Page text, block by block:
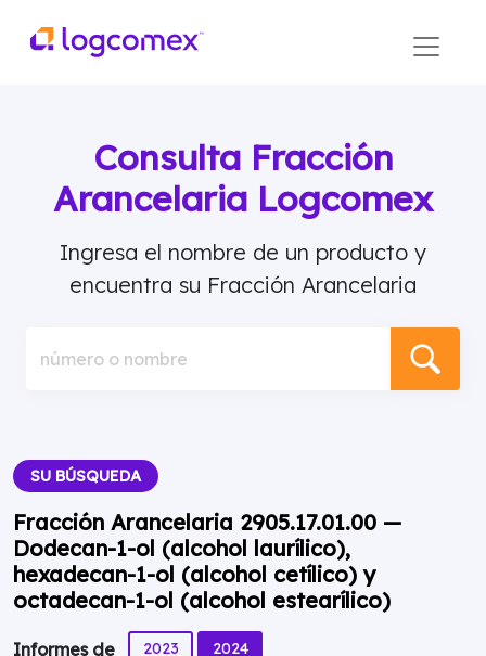
Consulta Fracción
Arancelaria Logcomex
Ingresa el nombre de un producto y
encuentra su Fracción Arancelaria
número o nombre
SU BÚSQUEDA
Fracción Arancelaria 2905.17.01.00 —
Dodecan-1-ol (alcohol laurílico),
hexadecan-1-ol (alcohol cetílico) y
octadecan-1-ol (alcohol estearílico)
Informes de 2023 2024